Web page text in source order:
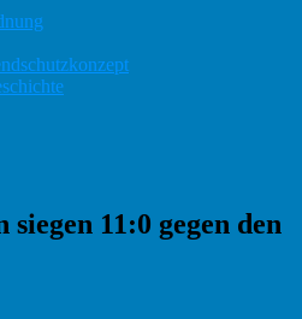
11:0 gegen den